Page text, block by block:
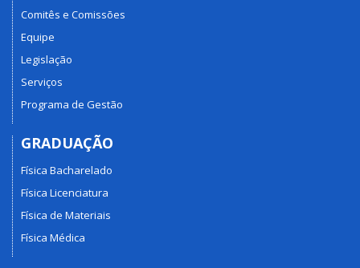
Comitês e Comissões
Equipe
Legislação
Serviços
Programa de Gestão
GRADUAÇÃO
Física Bacharelado
Física Licenciatura
Física de Materiais
Física Médica